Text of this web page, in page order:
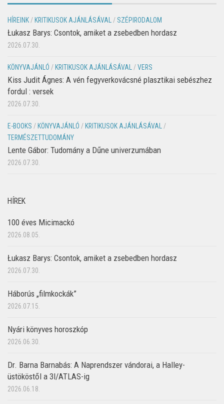
HÍREINK/ KRITIKUSOK AJÁNLÁSÁVAL/ SZÉPIRODALOM
Łukasz Barys: Csontok, amiket a zsebedben hordasz
2026.07.30.
KÖNYVAJÁNLÓ / KRITIKUSOK AJÁNLÁSÁVAL/VERS
Kiss Judit Ágnes: A vén fegyverkovácsné plasztikai sebészhez
fordul : versek
2026.07.30.
E-BOOKS / KÖNYVAJÁNLÓ / KRITIKUSOK AJÁNLÁSÁVAL/
TERMÉSZETTUDOMÁNY
Lente Gábor: Tudomány a Dűne univerzumában
2026.07.30.
HÍREK
100 éves Micimackó
2026.08.05.
Łukasz Barys: Csontok, amiket a zsebedben hordasz
2026.07.30.
Háborús „filmkockák”
2026.07.15.
Nyári könyves horoszkóp
2026.06.30.
Dr. Barna Barnabás: A Naprendszer vándorai, a Halley-
üstököstől a 3I/ATLAS-ig
2026.06.18.